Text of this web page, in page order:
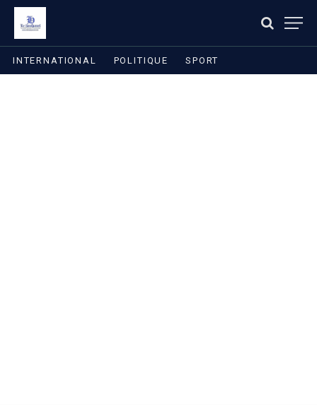
INTERNATIONAL POLITIQUE SPORT